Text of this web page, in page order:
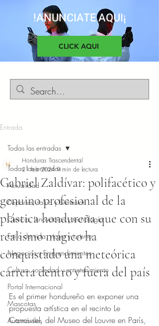
!ANUNCIATE AQUI¡
CLICK AQUI
Entrada
Todas las entradas
Actualidad
Deportes, salud y bienestar
Ciencia, Innovacion y tecnología
Estilo de vida, viajes y turismo
Negocios y Emprendimientos
Cultura, sociedad y entretenimiento
Portal Internacional
Mascotas
Automóviles
Todas las entradas
Gabriel Zaldívar: polifacético y
genuino profesional de la
plástica hondureña que con su
realismo mágico ha
conquistado una meteórica
carrera dentro y fuera del país
Honduras Trascendental
21 feb 2024 9 min de lectura
Obtuvo NaN de 5 estrellas.
Es el primer hondureño en exponer una
propuesta artística en el recinto Le
Carrousel, del Museo del Louvre en París,